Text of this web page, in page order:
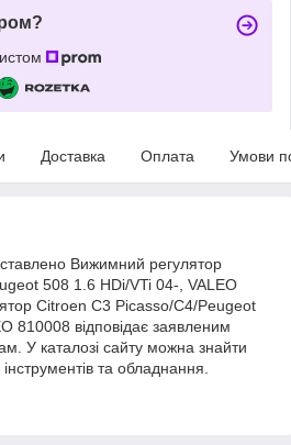
Доставка Оплата Умови
Вижимний регулятор
508 1.6 HDi/VTi 04-, VALEO
Citroen C3 Picasso/C4/Peugeot
810008 відповідає заявленим
У каталозі сайту можна знайти
та обладнання.